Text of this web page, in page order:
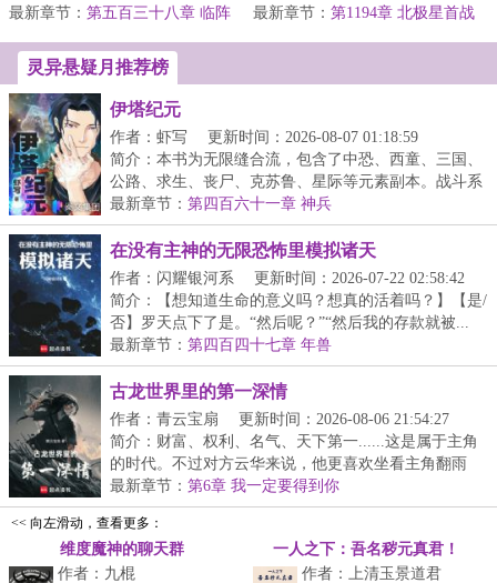
息，自己这具身体觉醒成
最新章节： 第五百三十八章 临阵
安逸。在没有外置大脑的
最新章节： 第1194章 北极星首战
灵异悬疑月推荐榜
伊塔纪元
作者：虾写
更新时间：2026-08-07 01:18:59
简介：本书为无限缝合流，包含了中恐、西童、三国、
公路、求生、丧尸、克苏鲁、星际等元素副本。战斗系
统...
最新章节： 第四百六十一章 神兵
在没有主神的无限恐怖里模拟诸天
作者：闪耀银河系
更新时间：2026-07-22 02:58:42
简介：【想知道生命的意义吗？想真的活着吗？】【是/
否】罗天点下了是。“然后呢？”“然后我的存款就被...
最新章节： 第四百四十七章 年兽
古龙世界里的第一深情
作者：青云宝扇
更新时间：2026-08-06 21:54:27
简介：财富、权利、名气、天下第一......这是属于主角
的时代。不过对方云华来说，他更喜欢坐看主角翻雨
覆...
最新章节： 第6章 我一定要得到你
<< 向左滑动，查看更多：
维度魔神的聊天群
作者：九棍
一人之下：吾名秽元真君！
作者：上清玉景道君